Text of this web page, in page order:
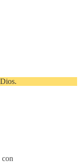
con